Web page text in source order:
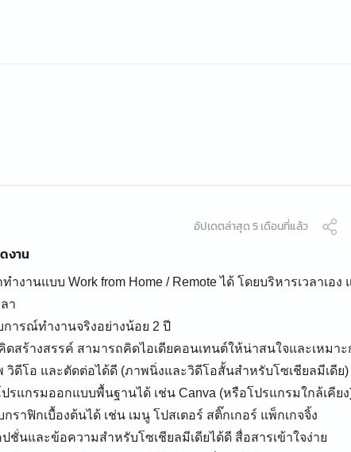
อัปเดตล่าสุด 5 เดือนที่แล้ว
งาน
ำงานแบบ Work from Home / Remote ได้ โดยบริหารเวลาเอง
า
การณ์ทำงานจริงอย่างน้อย 2 ปี
ดสร้างสรรค์ สามารถคิดไอเดียคอนเทนต์ให้น่าสนใจและเหมา
วิดีโอ และตัดต่อได้ดี (ภาพนิ่งและวิดีโอสั้นสำหรับโซเชียลมีเดีย)
ปรแกรมออกแบบพื้นฐานได้ เช่น Canva (หรือโปรแกรมใกล้เคียง
ราฟิกเบื้องต้นได้ เช่น เมนู โปสเตอร์ สติ๊กเกอร์ แพ็กเกจจิ้ง
ปชั่นและข้อความสำหรับโซเชียลมีเดียได้ดี สื่อสารเข้าใจง่าย